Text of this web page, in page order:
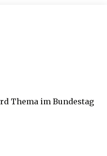
Thema im Bundestag